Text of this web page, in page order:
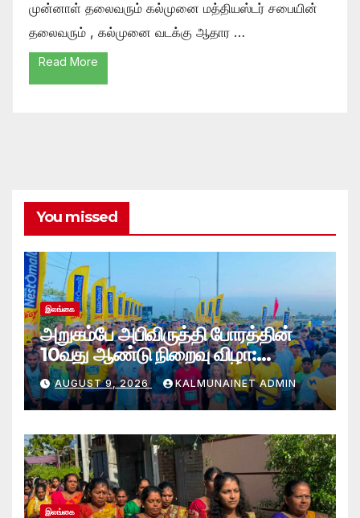
முன்னாள் தலைவரும் கல்முனை மத்தியஸ்டர் சபையின்
தலைவரும் , கல்முனை வடக்கு ஆதார …
Read More
You missed
இலங்கை
அறுகம்பே அபிவிருத்தி போரத்தின்
10வது ஆண்டு நிறைவு விழா:
அறுகம்பே அரை மரதன் ஓட்டத்தில்
இலங்கை சிவராஜன் முதலிடம்!
AUGUST 9, 2026 KALMUNAINET ADMIN
இலங்கை